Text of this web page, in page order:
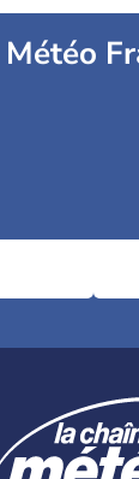
Météo